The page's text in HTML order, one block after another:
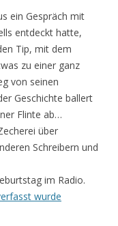
ein Gespräch mit
entdeckt hatte,
Tip, mit dem
zu einer ganz
von seinen
Geschichte ballert
Flinte ab…
über
Schreibern und
im Radio.
wurde